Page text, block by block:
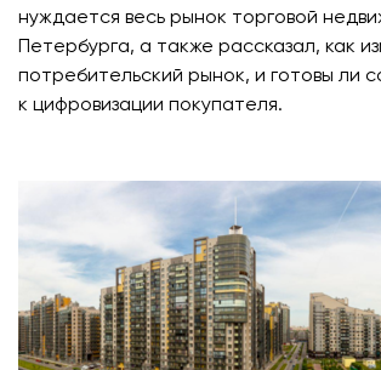
нуждается весь рынок торговой
Петербурга, а также рассказал, как
потребительский рынок, и готовы ли
к цифровизации покупателя.